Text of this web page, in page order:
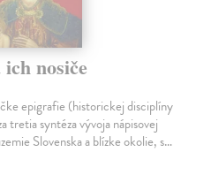
nosiče
epigrafie (historickej disciplíny
tretia syntéza vývoja nápisovej
Slovenska a blízke okolie, s…